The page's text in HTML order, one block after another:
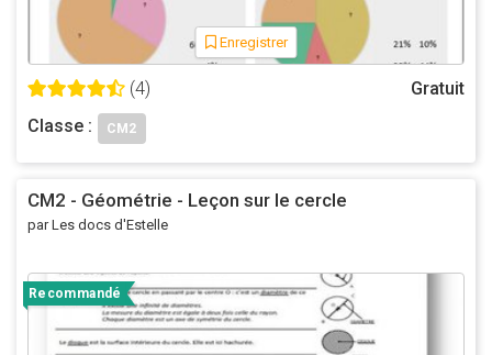
Enregistrer
(4)
Gratuit
Classe :
CM2
CM2 - Géométrie - Leçon sur le cercle
par Les docs d'Estelle
Recommandé